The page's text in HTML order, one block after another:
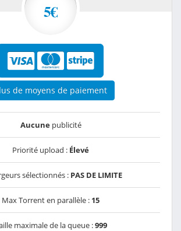
5€
de moyens de paiement
Aucunepublicité
Priorité upload : Élevé
sélectionnés : PAS DE LIMITE
Max Torrent en parallèle : 15
maximale de la queue :999